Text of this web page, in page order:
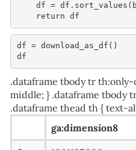
df = df . sort_values (
return df
df = download_as_df ()
df
.dataframe tbody tr
middle; } .dataframe tbody
.dataframe thead th { text-
ga:dimension8